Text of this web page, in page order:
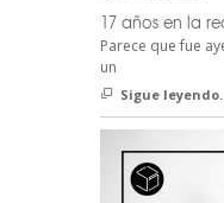
17 años en la
Parece que fue
un
Sigue